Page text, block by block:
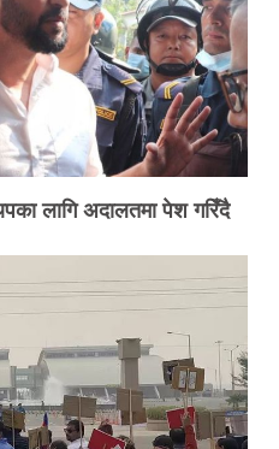
लागि अदालतमा पेश गरिँदै